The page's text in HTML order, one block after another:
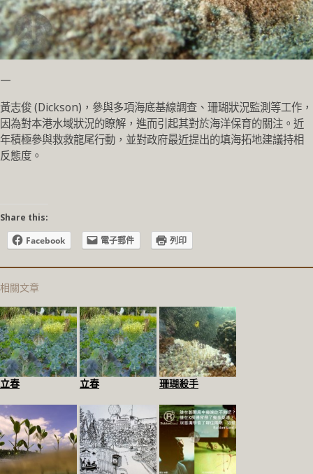
—
黃志俊 (Dickson)，參與多項海底基線調查、珊瑚狀況監測等工作，
因為對本港水域狀況的瞭解，進而引起其對於海洋保育的關注。近
年積極參與救救龍尾行動，並對政府最近提出的填海拓地建議持相
反態度。
Share this:
Facebook
電子郵件 列印
相關文章
立春 立春 珊瑚殺手